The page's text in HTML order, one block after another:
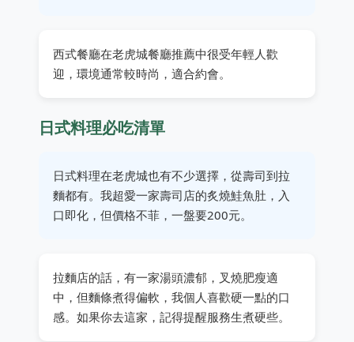
西式餐廳在老虎城餐廳推薦中很受年輕人歡
迎，環境通常較時尚，適合約會。
日式料理必吃清單
日式料理在老虎城也有不少選擇，從壽司到拉
麵都有。我超愛一家壽司店的炙燒鮭魚肚，入
口即化，但價格不菲，一盤要200元。
拉麵店的話，有一家湯頭濃郁，叉燒肥瘦適
中，但麵條煮得偏軟，我個人喜歡硬一點的口
感。如果你去這家，記得提醒服務生煮硬些。